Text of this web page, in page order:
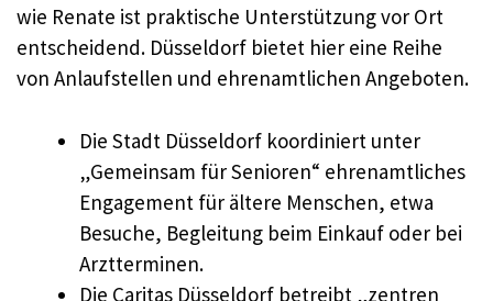
wie Renate ist praktische Unterstützung vor Ort
entscheidend. Düsseldorf bietet hier eine Reihe
von Anlaufstellen und ehrenamtlichen Angeboten.
Die Stadt Düsseldorf koordiniert unter
„Gemeinsam für Senioren“ ehrenamtliches
Engagement für ältere Menschen, etwa
Besuche, Begleitung beim Einkauf oder bei
Arztterminen.
Die Caritas Düsseldorf betreibt „zentren